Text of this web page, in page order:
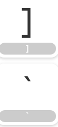
]
]
`
`